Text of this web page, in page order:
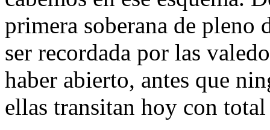
primera soberana de pleno
ser recordada por las
haber abierto, antes que
ellas transitan hoy con